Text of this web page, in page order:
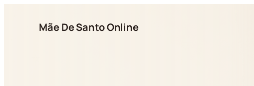
Mãe De Santo Online